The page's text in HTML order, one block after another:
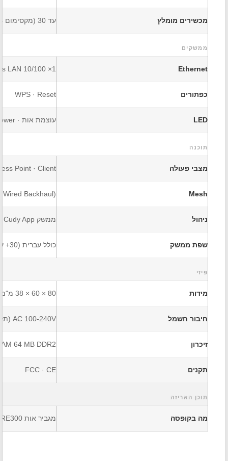
מכשירים מומלץ עד 30 (מקסימום 64)
ממשקים
Ethernet
1× 10/100 Mbps LAN
כפתורים WPS · Reset
LED עוצמת אות · WPS · Power
תוכנה
מצבי פעולה Point · Client
Mesh
Wired Backhaul)
ניהול ממשק Web · Cudy App
שפת ממשק כולל עברית (30+ שפות)
פיזי
מידות 80 × 60 × 38 מ"מ
חיבור חשמל AC 100-240V (תקע ישיר לשקע)
זיכרון 64 MB DDR2
תקנים FCC · CE
תוכן האריזה
מה בקופסה מגביר אות RE300 · מדריך התקנה